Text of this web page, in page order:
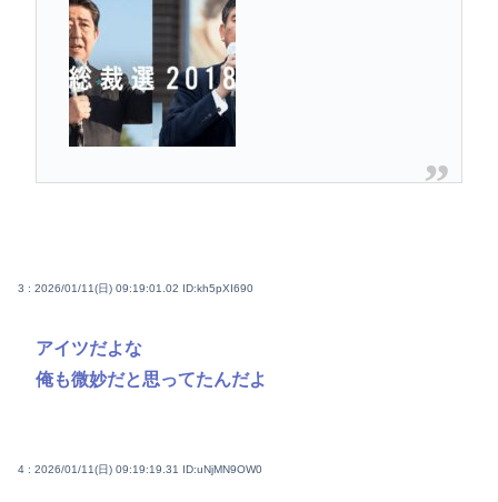
3 : 2026/01/11(日) 09:19:01.02 ID:kh5pXI690
アイツだよな
俺も微妙だと思ってたんだよ
4 : 2026/01/11(日) 09:19:19.31 ID:uNjMN9OW0